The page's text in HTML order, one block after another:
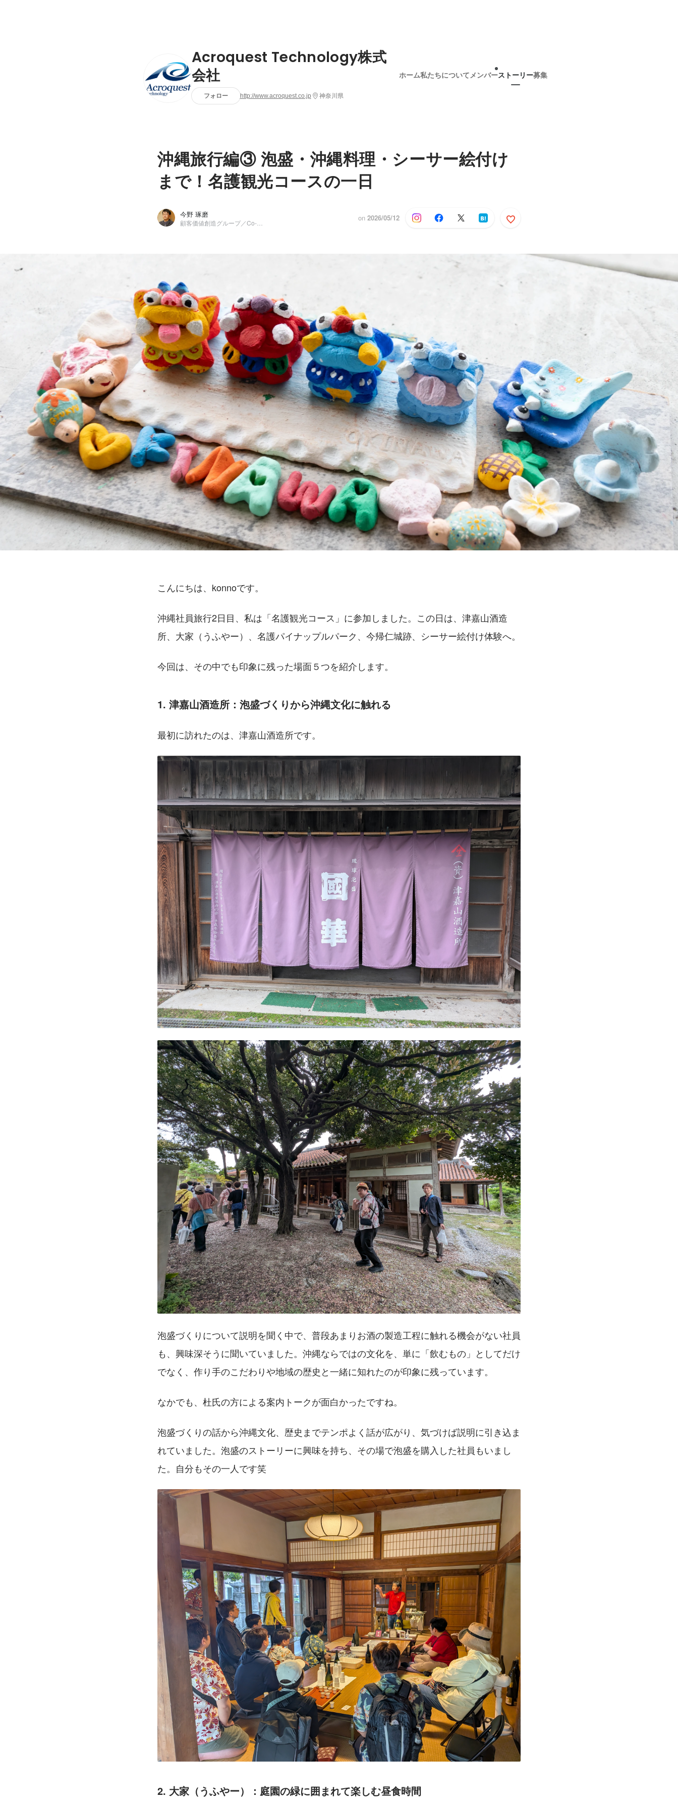
Acroquest Technology株式
会社
フォロー http://www.acroquest.co.jp 神奈川県
ホーム私たちについて メンバーストーリー募集
沖縄旅行編③ 泡盛・沖縄料理・シーサー絵付け
まで！名護観光コースの一日
今野 琢磨 on 2026/05/12
こんにちは、konnoです。
沖縄社員旅行2日目、私は「名護観光コース」に参加しました。この日は、津嘉山酒造
所、大家（うふやー）、名護パイナップルパーク、今帰仁城跡、シーサー絵付け体験へ。
今回は、その中でも印象に残った場面５つを紹介します。
1. 津嘉山酒造所：泡盛づくりから沖縄文化に触れる
最初に訪れたのは、津嘉山酒造所です。
泡盛づくりについて説明を聞く中で、普段あまりお酒の製造工程に触れる機会がない社員
も、興味深そうに聞いていました。沖縄ならではの文化を、単に「飲むもの」としてだけ
でなく、作り手のこだわりや地域の歴史と一緒に知れたのが印象に残っています。
なかでも、杜氏の方による案内トークが面白かったですね。
泡盛づくりの話から沖縄文化、歴史までテンポよく話が広がり、気づけば説明に引き込ま
れていました。泡盛のストーリーに興味を持ち、その場で泡盛を購入した社員もいまし
た。自分もその一人です笑
2. 大家（うふやー）：庭園の緑に囲まれて楽しむ昼食時間
今野 琢磨
Acroquest Technology株式会社 / 顧客価値創造グループ／Co-Process Builder